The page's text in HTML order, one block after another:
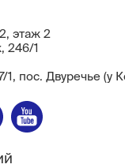
этаж 2
246/1
пос. Двуречье (у